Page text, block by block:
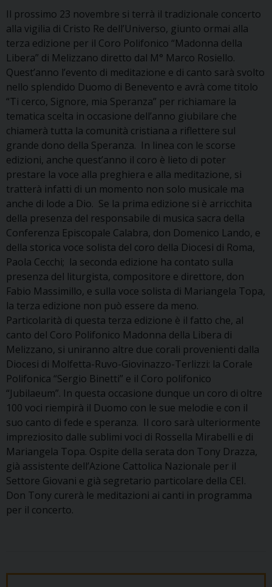
Il prossimo 23 novembre si terrà il tradizionale concerto
alla vigilia di Cristo Re dell’Universo, giunto ormai alla
terza edizione per il Coro Polifonico “Madonna della
Libera” di Melizzano diretto dal M° Marco Rosiello.
Quest’anno l’evento di meditazione e di canto sarà svolto
nello splendido Duomo di Benevento e avrà come titolo
“Ti cerco, Signore, mia Speranza” per richiamare la
tematica scelta in occasione dell’anno giubilare che
chiamerà tutta la comunità cristiana a riflettere sul
grande dono della Speranza. In linea con le scorse
edizioni, anche quest’anno il coro è lieto di poter
prestare la voce alla preghiera e alla meditazione, si
tratterà infatti di un momento non solo musicale ma
anche di lode a Dio. Se la prima edizione si è arricchita
della presenza del responsabile di musica sacra della
Conferenza Episcopale Calabra, don Domenico Lando, e
della storica voce solista del coro della Diocesi di Roma,
Paola Cecchi; la seconda edizione ha contato sulla
presenza del liturgista, compositore e direttore, don
Fabio Massimillo, e sulla voce solista di Mariangela Topa,
la terza edizione non può essere da meno.
Particolarità di questa terza edizione è il fatto che, al
canto del Coro Polifonico Madonna della Libera di
Melizzano, si uniranno altre due corali provenienti dalla
Diocesi di Molfetta-Ruvo-Giovinazzo-Terlizzi: la Corale
Polifonica “Sergio Binetti” e il Coro polifonico
“Jubilaeum”. In questa occasione dunque un coro di oltre
100 voci riempirà il Duomo con le sue melodie e con il
suo canto di fede e speranza. Il coro sarà ulteriormente
impreziosito dalle sublimi voci di Rossella Mirabelli e di
Mariangela Topa. Ospite della serata don Tony Drazza,
già assistente dell’Azione Cattolica Nazionale per il
Settore Giovani e già segretario particolare della CEI.
Don Tony curerà le meditazioni ai canti in programma
per il concerto.